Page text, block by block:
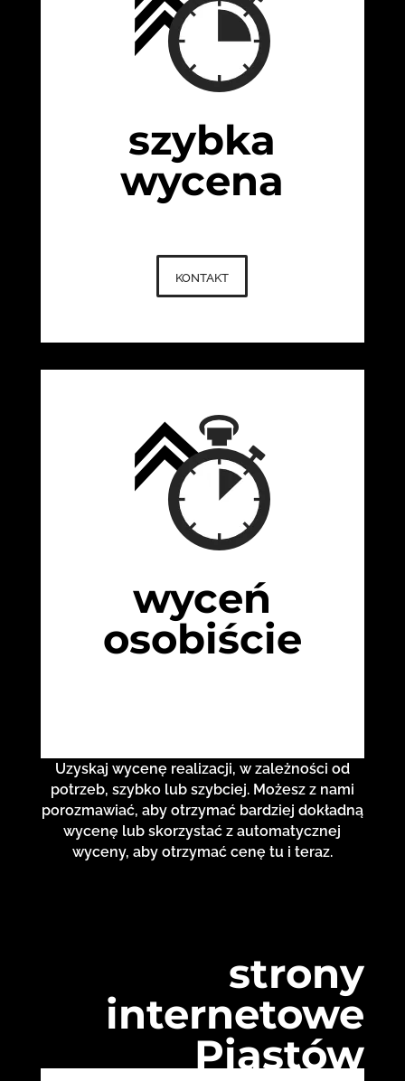
szybka
wycena
kontakt
wyceń
osobiście
Uzyskaj wycenę realizacji, w zależności od
potrzeb, szybko lub szybciej. Możesz z nami
porozmawiać, aby otrzymać bardziej dokładną
wycenę lub skorzystać z automatycznej
wyceny, aby otrzymać cenę tu i teraz.
strony
internetowe
Piastów